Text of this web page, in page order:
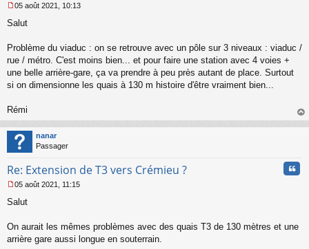
e
g
e
n
n
u
05 août 2021, 10:13
Salut
Problème du viaduc : on se retrouve avec un pôle sur 3 niveaux : viaduc /
rue / métro. C'est moins bien... et pour faire une station avec 4 voies +
une belle arrière-gare, ça va prendre à peu près autant de place. Surtout
si on dimensionne les quais à 130 m histoire d'être vraiment bien...
Rémi
au
nanar
Passager
Re: Extension de T3 vers Crémieu ?
e
s
a
g
05 août 2021, 11:15
Salut
On aurait les mêmes problèmes avec des quais T3 de 130 mètres et une
arrière gare aussi longue en souterrain.